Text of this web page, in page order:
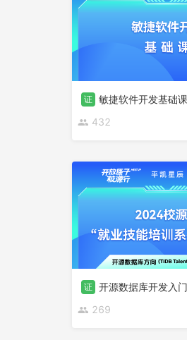
证 敏捷软件开发基础
432
证 开源数据库开发入门（TiDB
269